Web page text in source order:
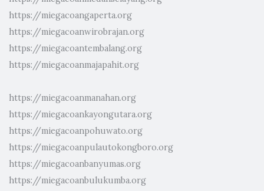
https://miegacoangaperta.org
https://miegacoanwirobrajan.org
https://miegacoantembalang.org
https://miegacoanmajapahit.org
https://miegacoanmanahan.org
https://miegacoankayongutara.org
https://miegacoanpohuwato.org
https://miegacoanpulautokongboro.org
https://miegacoanbanyumas.org
https://miegacoanbulukumba.org